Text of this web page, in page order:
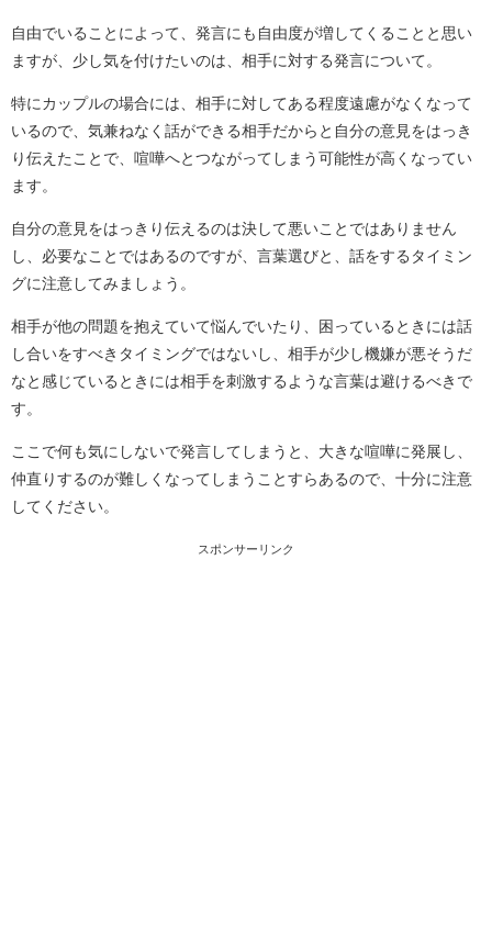
自由でいることによって、発言にも自由度が増してくることと思い
ますが、少し気を付けたいのは、相手に対する発言について。
特にカップルの場合には、相手に対してある程度遠慮がなくなって
いるので、気兼ねなく話ができる相手だからと自分の意見をはっき
り伝えたことで、喧嘩へとつながってしまう可能性が高くなってい
ます。
自分の意見をはっきり伝えるのは決して悪いことではありません
し、必要なことではあるのですが、言葉選びと、話をするタイミン
グに注意してみましょう。
相手が他の問題を抱えていて悩んでいたり、困っているときには話
し合いをすべきタイミングではないし、相手が少し機嫌が悪そうだ
なと感じているときには相手を刺激するような言葉は避けるべきで
す。
ここで何も気にしないで発言してしまうと、大きな喧嘩に発展し、
仲直りするのが難しくなってしまうことすらあるので、十分に注意
してください。
スポンサーリンク